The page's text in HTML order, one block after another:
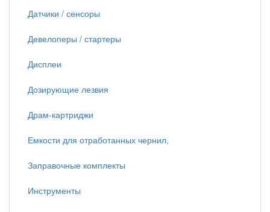
Датчики / сенсоры
Девелоперы / стартеры
Дисплеи
Дозирующие лезвия
Драм-картриджи
Емкости для отработанных чернил,
Заправочные комплекты
Инструменты